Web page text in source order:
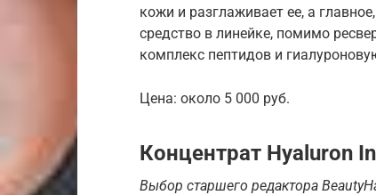
кожи и разглаживает ее, а
средство в линейке, помимо
комплекс пептидов и
Цена: около 5 000 руб.
Концентрат Hyaluron
Выбор старшего редактора